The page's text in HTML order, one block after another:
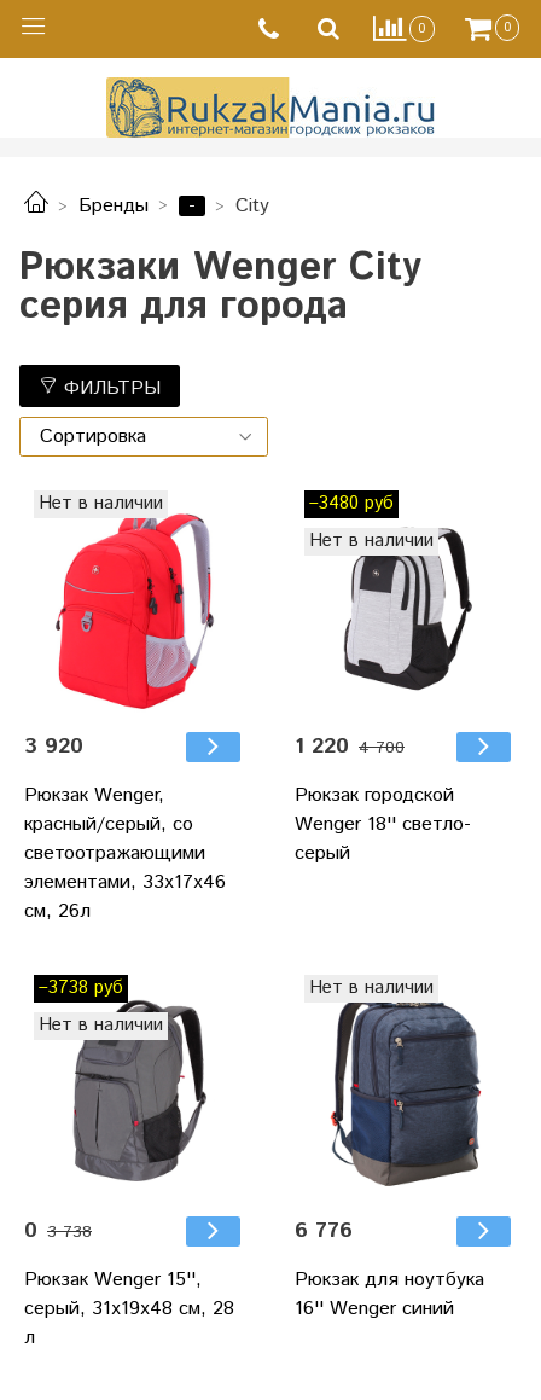
0 0
Бренды - City
Рюкзаки Wenger City
серия для города
ФИЛЬТРЫ
Нет в наличии
3 920
Рюкзак Wenger,
красный/серый, со
светоотражающими
элементами, 33x17x46
см, 26л
–3480 руб
Нет в наличии
1 220 4 700
Рюкзак городской
Wenger 18'' светло-
серый
–3738 руб
Нет в наличии
0 3 738
Рюкзак Wenger 15'',
серый, 31x19x48 см, 28
л
Нет в наличии
6 776
Рюкзак для ноутбука
16'' Wenger синий